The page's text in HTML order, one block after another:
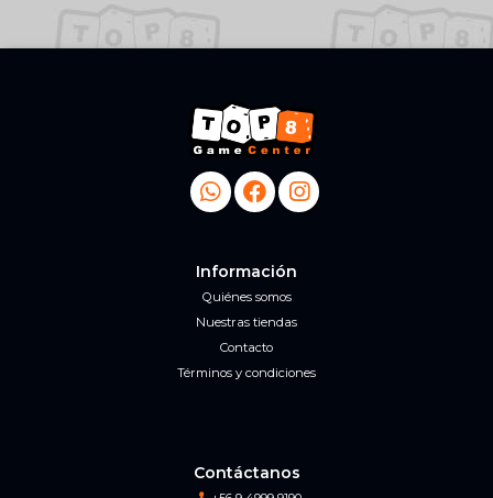
Información
Quiénes somos
Nuestras tiendas
Contacto
Términos y condiciones
Contáctanos